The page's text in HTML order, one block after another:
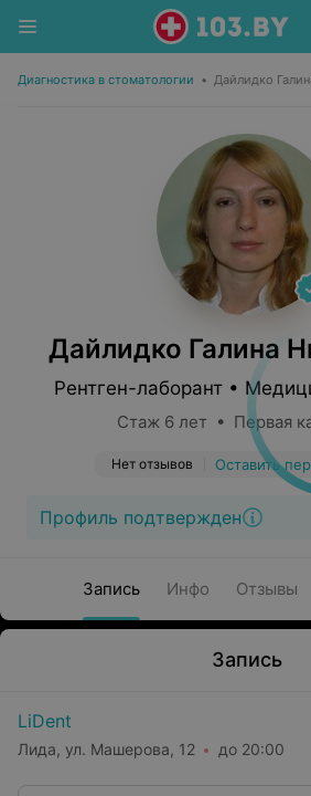
Диагностика в стоматологии • Дайлидко
Дайлидко Галина
Рентген-лаборант •
Стаж 6 лет • Первая
Нет отзывов Оставить
Профиль подтвержден
Запись Инфо Отзывы
Запись
LiDent
Лида, ул. Машерова, 12 до 20:00